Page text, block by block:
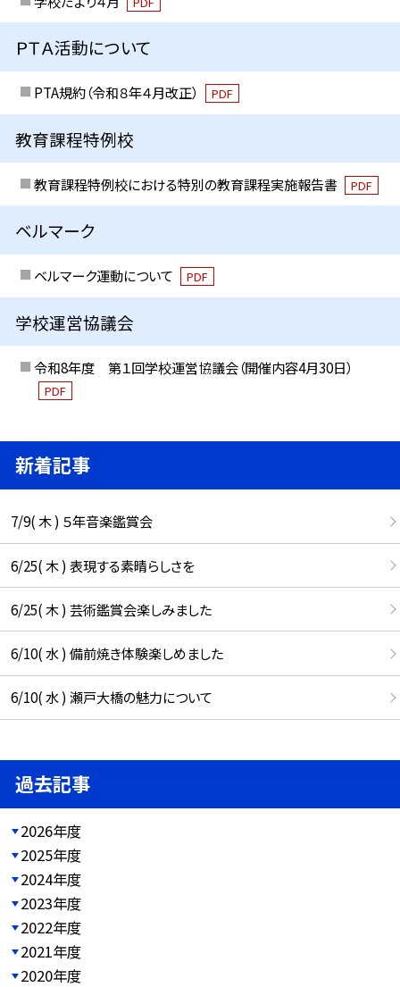
ＰＴＡ活動について
PTA規約（令和８年４月改正） PDF
教育課程特例校
教育課程特例校における特別の教育課程実施報告書 PDF
ベルマーク
ベルマーク運動について PDF
学校運営協議会
令和8年度 第１回学校運営協議会（開催内容4月30日）
PDF
新着記事
7/9( 木 ) ５年音楽鑑賞会
6/25( 木 ) 表現する素晴らしさを
6/25( 木 ) 芸術鑑賞会楽しみました
6/10( 水 ) 備前焼き体験楽しめました
6/10( 水 ) 瀬戸大橋の魅力について
過去記事
2026年度
2025年度
2024年度
2023年度
2022年度
2021年度
2020年度